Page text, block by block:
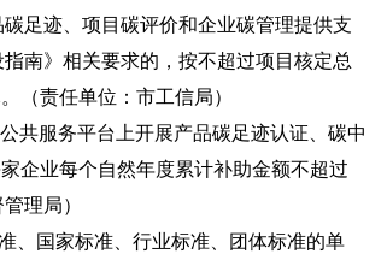
足迹、项目碳评价和企业碳管理提供支
南》相关要求的，按不超过项目核定总
（责任单位：市工信局）
共服务平台上开展产品碳足迹认证、碳中
企业每个自然年度累计补助金额不超过
理局）
、国家标准、行业标准、团体标准的单